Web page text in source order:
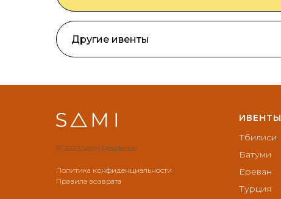
Другие ивенты
© 2023 Sami Residence
Политика конфиденциальности
Правила возврата
ИВЕНТЫ
Тбилиси
Батуми
Ереван
Турция